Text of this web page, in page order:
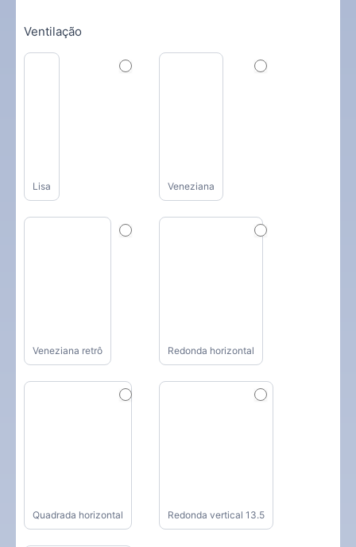
Ventilação
Lisa Veneziana
Veneziana retrô Redonda horizontal
Quadrada horizontal Redonda vertical 13.5